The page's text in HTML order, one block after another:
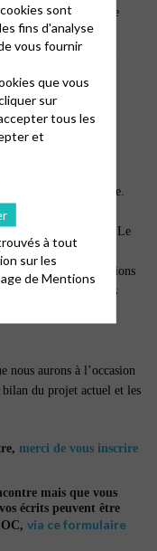
de le lier à la Journée
les enfants à la
du don et de la
de la communauté
actuellement faites
sur
lors de la rencontre.
pas décisionnaire. Le
et c’est elle qui
des orientations
la catéchèse des trois
des Églises
nous aurons à l’occasion
du projet actuel et les
merci de vous inscrire
mais que vous
écrits peuvent être
via ce formulaire
sont
fins d'analyse
vous fournir
que vous
sur
tous les
et
à tout
sur les
deMentions